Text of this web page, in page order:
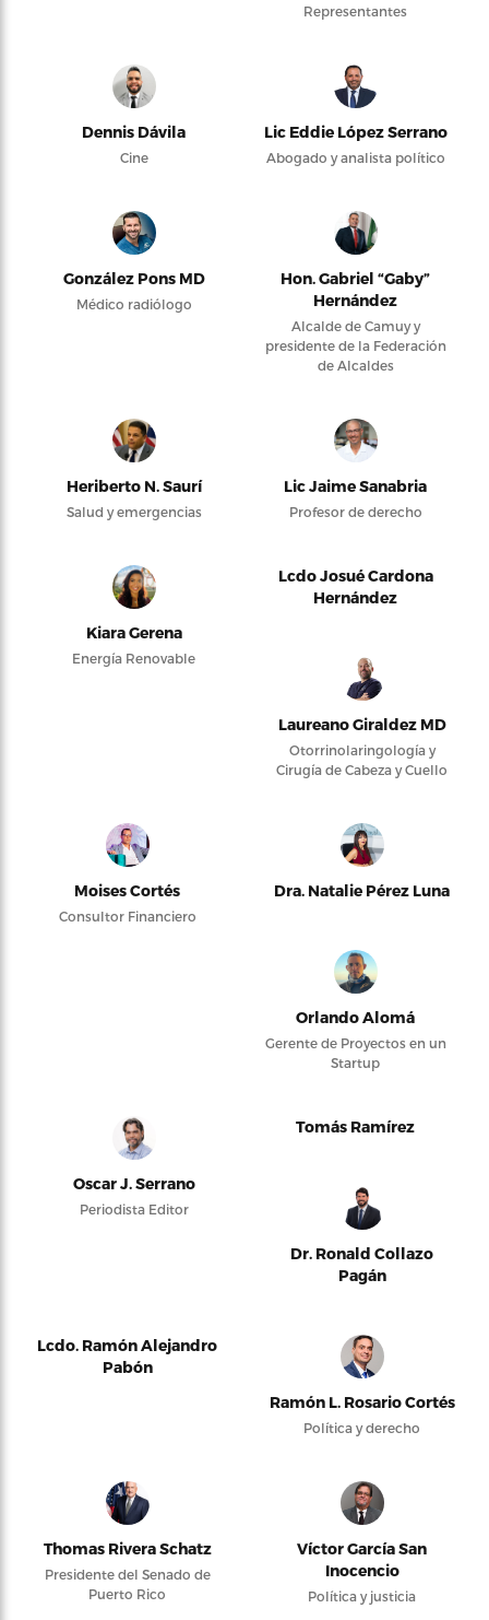
Representantes
Dennis Dávila
Cine
Lic Eddie López Serrano
Abogado y analista político
González Pons MD
Médico radiólogo
Hon. Gabriel “Gaby”
Hernández
Alcalde de Camuy y
presidente de la Federación
de Alcaldes
Heriberto N. Saurí
Salud y emergencias
Lic Jaime Sanabria
Profesor de derecho
Kiara Gerena
Energía Renovable
Lcdo Josué Cardona
Hernández
Laureano Giraldez MD
Otorrinolaringología y
Cirugía de Cabeza y Cuello
Moises Cortés
Consultor Financiero
Dra. Natalie Pérez Luna
Orlando Alomá
Gerente de Proyectos en un
Startup
Oscar J. Serrano
Periodista Editor
Tomás Ramírez
Dr. Ronald Collazo
Pagán
Lcdo. Ramón Alejandro
Pabón
Ramón L. Rosario Cortés
Política y derecho
Thomas Rivera Schatz
Presidente del Senado de
Puerto Rico
Víctor García San
Inocencio
Política y justicia